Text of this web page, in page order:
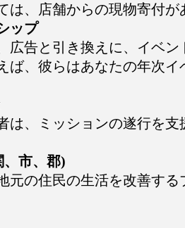
は、店舗からの現物寄付が
ップ
広告と引き換えに、イベ
ば、彼らはあなたの年次
は、ミッションの遂行を
、市、郡)
元の住民の生活を改善す